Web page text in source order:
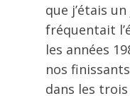
que j’étais
fréquentait
les années
nos
dans les